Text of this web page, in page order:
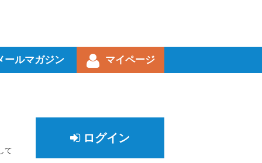
ールマガジン マイページ
て
ログイン